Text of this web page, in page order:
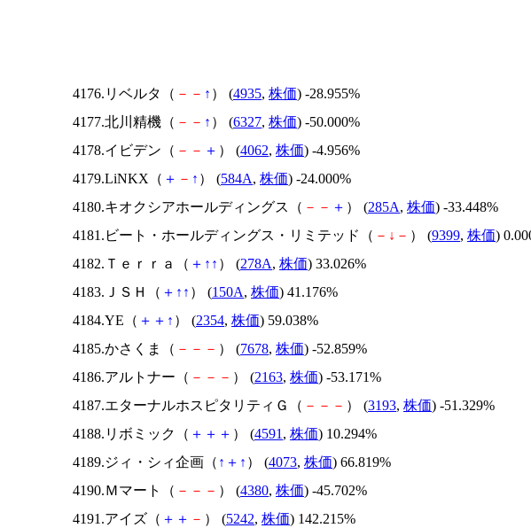
4176.リベルタ（ － － ↑ ） (4935, 株価) -28.955%
4177.北川精機（ － － ↑ ） (6327, 株価) -50.000%
4178.イビデン（ － － ＋ ） (4062, 株価) -4.956%
4179.LiNKX（ ＋ － ↑ ） (584A, 株価) -24.000%
4180.キオクシアホールディングス（ － － ＋ ） (285A, 株価) -33.448%
4181.ビート・ホールディングス・リミテッド（ － ↓ － ） (9399, 株価)
4182.Ｔｅｒｒａ（ ＋ ↑ ↑ ） (278A, 株価) 33.026%
4183.ＪＳＨ（ ＋ ↑ ↑ ） (150A, 株価) 41.176%
4184.YE（ ＋ ＋ ↑ ） (2354, 株価) 59.038%
4185.かさくま（ － － － ） (7678, 株価) -52.859%
4186.アルトナー（ － － － ） (2163, 株価) -53.171%
4187.エターナルホスピタリティＧ（ － － － ） (3193, 株価) -51.329%
4188.リボミック（ ＋ ＋ ＋ ） (4591 , 株価) 10.294%
4189.ジィ・シィ企画（ ↑ ＋ ↑ ） (4073, 株価) 66.819%
4190.Ｍマート（ － － － ） (4380, 株価) -45.702%
4191.アイズ（ ＋ ＋ － ） (5242, 株価) 142.215%